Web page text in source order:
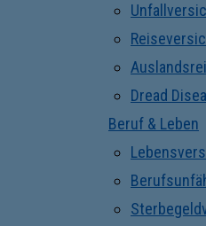
Dread
Beruf & Leben